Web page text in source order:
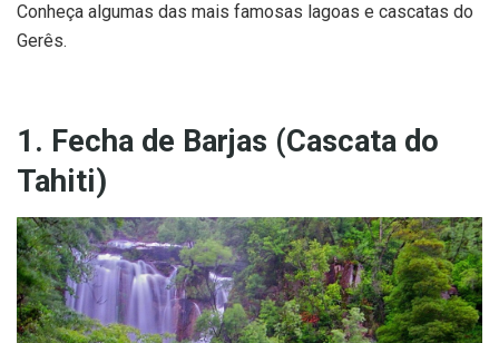
Conheça algumas das mais famosas lagoas e cascatas do
Gerês.
1. Fecha de Barjas (Cascata do
Tahiti)